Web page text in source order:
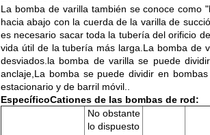
La bomba de varilla también se conoce como
hacia abajo con la cuerda de la varilla de
es necesario sacar toda la tubería del orificio
vida útil de la tubería más larga.La bomba de
desviados.la bomba de varilla se puede
anclaje,La bomba se puede dividir en
estacionario y de barril móvil..
EspecíficoCationes de las bombas de rod:
No obstante
lo dispuesto